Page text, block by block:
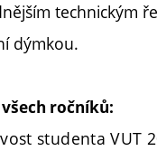
technickým
dýmkou.
ročníků:
studenta VUT